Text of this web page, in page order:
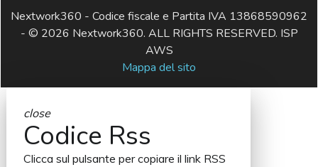
Nextwork360 - Codice fiscale e Partita IVA 13868590962
- © 2026 Nextwork360. ALL RIGHTS RESERVED. ISP
AWS
Mappa del sito
close
Codice Rss
Clicca sul pulsante per copiare il link RSS